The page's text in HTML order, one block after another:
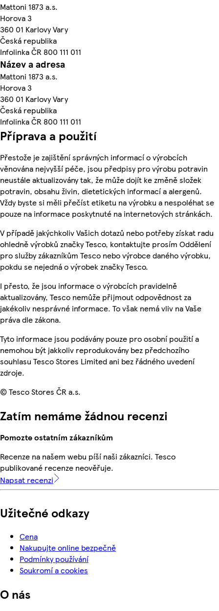
Mattoni 1873 a.s.
Horova 3
360 01 Karlovy Vary
Česká republika
Infolinka ČR 800 111 011
Název a adresa
Mattoni 1873 a.s.
Horova 3
360 01 Karlovy Vary
Česká republika
Infolinka ČR 800 111 011
Příprava a použití
Přestože je zajištění správných informací o výrobcích
věnována nejvyšší péče, jsou předpisy pro výrobu potravin
neustále aktualizovány tak, že může dojít ke změně složek
potravin, obsahu živin, dietetických informací a alergenů.
Vždy byste si měli přečíst etiketu na výrobku a nespoléhat se
pouze na informace poskytnuté na internetových stránkách.
V případě jakýchkoliv Vašich dotazů nebo potřeby získat radu
ohledně výrobků značky Tesco, kontaktujte prosím Oddělení
pro služby zákazníkům Tesco nebo výrobce daného výrobku,
pokdu se nejedná o výrobek značky Tesco.
I přesto, že jsou informace o výrobcích pravidelně
aktualizovány, Tesco nemůže přijmout odpovědnost za
jakékoliv nesprávné informace. To však nemá vliv na Vaše
práva dle zákona.
Tyto informace jsou podávány pouze pro osobní použití a
nemohou být jakkoliv reprodukovány bez předchozího
souhlasu Tesco Stores Limited ani bez řádného uvedení
zdroje.
© Tesco Stores ČR a.s.
Zatím nemáme žádnou recenzi
Pomozte ostatním zákazníkům
Recenze na našem webu píší naši zákazníci. Tesco
publikované recenze neověřuje.
Napsat recenzi
Užitečné odkazy
Cena
Nakupujte online bezpečně
Podmínky používání
Soukromí a cookies
O nás